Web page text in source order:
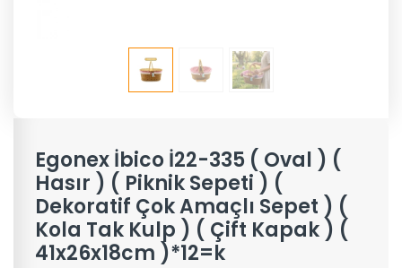
Egonex İbico İ22-335 ( Oval ) (
Hasır ) ( Piknik Sepeti ) (
Dekoratif Çok Amaçlı Sepet ) (
Kola Tak Kulp ) ( Çift Kapak ) (
41x26x18cm )*12=k